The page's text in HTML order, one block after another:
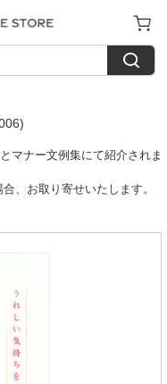
マナー文例集にて紹介されま
、お取り寄せいたします。